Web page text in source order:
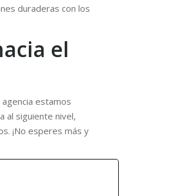
duraderas con los
el
estamos
al siguiente nivel,
¡No esperes más y